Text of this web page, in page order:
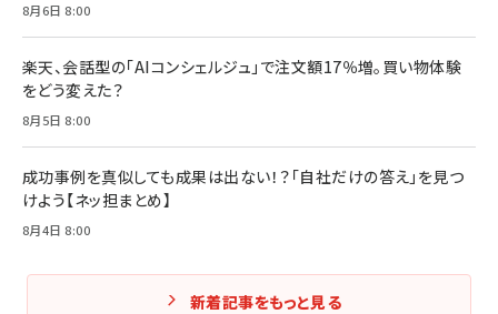
8月6日 8:00
楽天、会話型の「AIコンシェルジュ」で注文額17％増。買い物体験
をどう変えた？
8月5日 8:00
成功事例を真似しても成果は出ない！？「自社だけの答え」を見つ
けよう【ネッ担まとめ】
8月4日 8:00
新着記事をもっと見る